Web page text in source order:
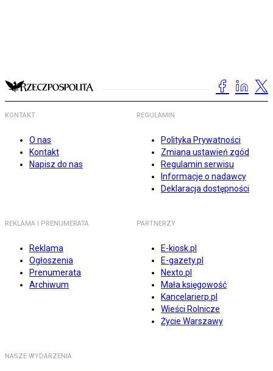
KONTAKT
O nas
Kontakt
Napisz do nas
REGULAMIN
Polityka Prywatności
Zmiana ustawień zgód
Regulamin serwisu
Informacje o nadawcy
Deklaracja dostępności
REKLAMA I PRENUMERATA
Reklama
Ogłoszenia
Prenumerata
Archiwum
PARTNERZY
E-kiosk.pl
E-gazety.pl
Nexto.pl
Mała księgowość
Kancelarierp.pl
Wieści Rolnicze
Życie Warszawy
NASZE WYDARZENIA